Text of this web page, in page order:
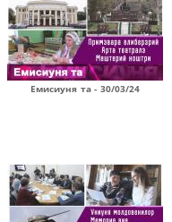
Емисиуня та - 30/03/24